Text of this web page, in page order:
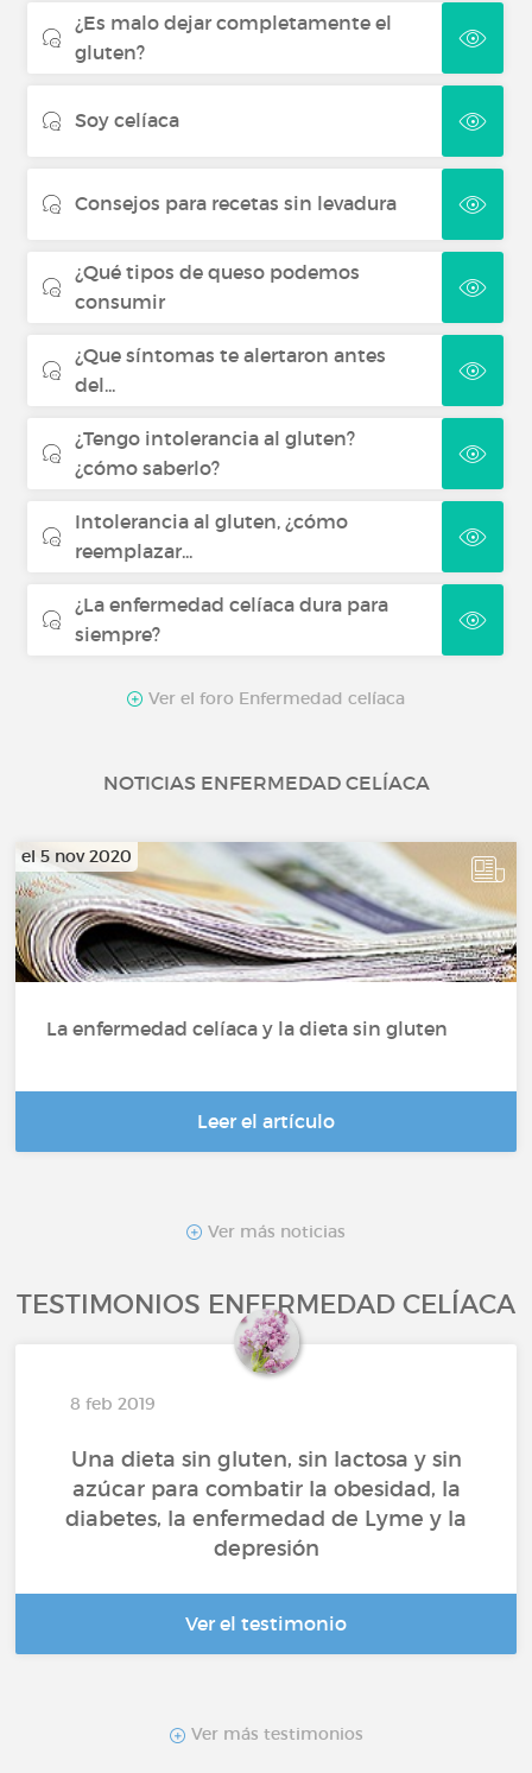
¿Es malo dejar completamente el
gluten?
Soy celíaca
Consejos para recetas sin levadura
¿Qué tipos de queso podemos
consumir
¿Que síntomas te alertaron antes
del...
¿Tengo intolerancia al gluten?
¿cómo saberlo?
Intolerancia al gluten, ¿cómo
reemplazar...
¿La enfermedad celíaca dura para
siempre?
Ver el foro Enfermedad celíaca
NOTICIAS ENFERMEDAD CELÍACA
el 5 nov 2020
La enfermedad celíaca y la dieta sin gluten
Leer el artículo
Ver más noticias
TESTIMONIOS ENFERMEDAD CELÍACA
8 feb 2019
Una dieta sin gluten, sin lactosa y sin
azúcar para combatir la obesidad, la
diabetes, la enfermedad de Lyme y la
depresión
Ver el testimonio
Ver más testimonios